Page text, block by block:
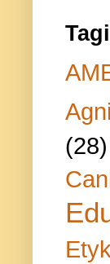
Tagi
(28)